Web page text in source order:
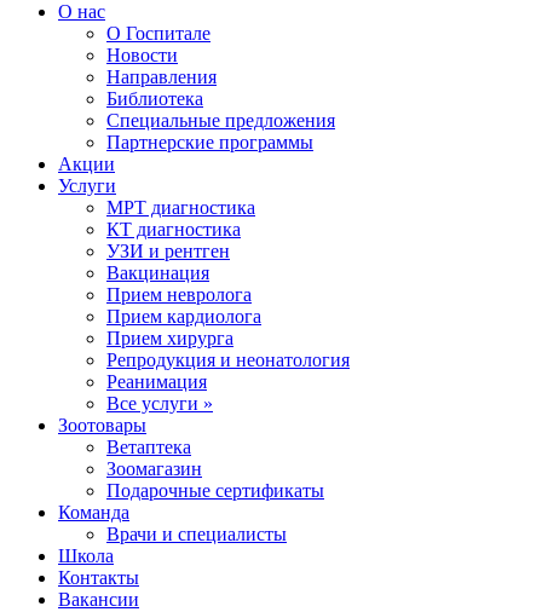
О нас
О Госпитале
Новости
Направления
Библиотека
Специальные предложения
Партнерские программы
Акции
Услуги
МРТ диагностика
КТ диагностика
УЗИ и рентген
Вакцинация
Прием невролога
Прием кардиолога
Прием хирурга
Репродукция и неонатология
Реанимация
Все услуги »
Зоотовары
Ветаптека
Зоомагазин
Подарочные сертификаты
Команда
Врачи и специалисты
Школа
Контакты
Вакансии